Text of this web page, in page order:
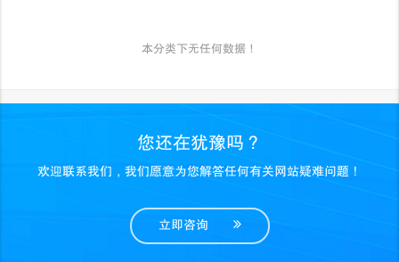
本分类下无任何数据！
您还在犹豫吗？
欢迎联系我们，我们愿意为您解答任何有关网站疑难问题！
立即咨询